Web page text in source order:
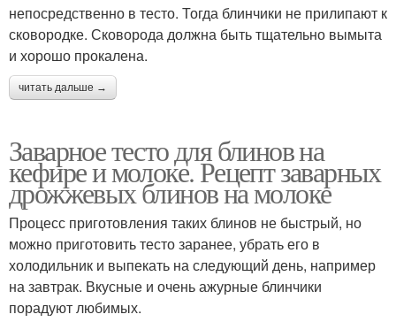
непосредственно в тесто. Тогда блинчики не прилипают к
сковородке. Сковорода должна быть тщательно вымыта
и хорошо прокалена.
читать дальше →
Заварное тесто для блинов на
кефире и молоке. Рецепт заварных
дрожжевых блинов на молоке
Процесс приготовления таких блинов не быстрый, но
можно приготовить тесто заранее, убрать его в
холодильник и выпекать на следующий день, например
на завтрак. Вкусные и очень ажурные блинчики
порадуют любимых.